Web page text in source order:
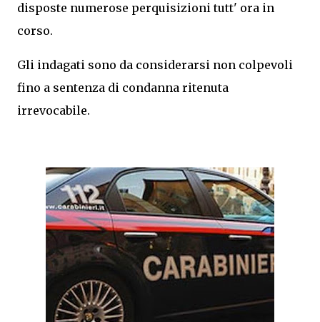
disposte numerose perquisizioni tutt' ora in
corso.
Gli indagati sono da considerarsi non colpevoli
fino a sentenza di condanna ritenuta
irrevocabile.